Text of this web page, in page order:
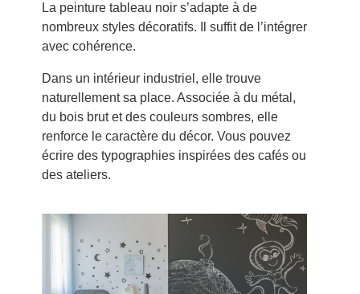
La peinture tableau noir s’adapte à de
nombreux styles décoratifs. Il suffit de l’intégrer
avec cohérence.
Dans un intérieur industriel, elle trouve
naturellement sa place. Associée à du métal,
du bois brut et des couleurs sombres, elle
renforce le caractère du décor. Vous pouvez
écrire des typographies inspirées des cafés ou
des ateliers.